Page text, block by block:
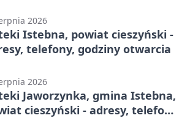
2026
Istebna, powiat cieszyński -
telefony, godziny otwarcia
2026
Jaworzynka, gmina Istebna,
cieszyński - adresy, telefony,